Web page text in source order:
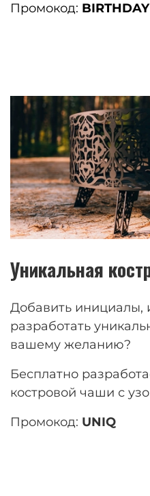
Промокод: BIRTHDAY
Уникальная
Добавить инициалы,
разработать
вашему желанию?
Бесплатно
костровой чаши с
Промокод: UNIQ